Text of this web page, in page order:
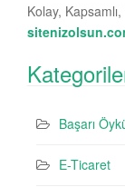
Kolay,
Başarı
E-Ticaret